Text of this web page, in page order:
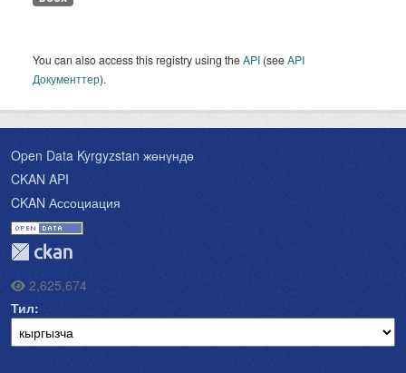
You can also access this registry using theAPI (seeAPI
Документтер).
Open Data Kyrgyzstan жөнүндө
CKAN API
CKAN Ассоциация
2,625,674
Тил